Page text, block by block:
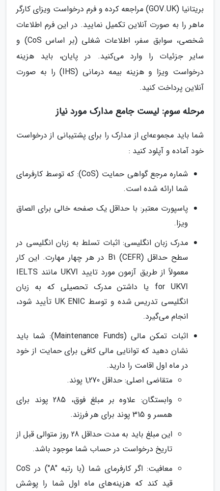
بریتانیا (GOV.UK) مراجعه کرده و فرم درخواست ویزای کارگر
ماهر را به صورت آنلاین تکمیل نمایید. در این فرم اطلاعات
شخصی، سوابق سفر، اطلاعات شغلی (بر اساس CoS) و
سایر جزئیات را وارد می‌کنید. در پایان، باید هزینه
درخواست ویزا و هزینه بیمه درمانی (IHS) را به صورت
آنلاین پرداخت کنید.
مرحله سوم: لیست جامع مدارک مورد نیاز
شما باید مجموعه‌ای از مدارک را برای پشتیبانی از درخواست
خود آماده و آپلود کنید :
شماره مرجع گواهی حمایت (CoS): که توسط کارفرمای
شما ارائه شده است.
پاسپورت معتبر: با حداقل یک صفحه خالی برای الصاق
ویزا.
مدرک زبان انگلیسی: اثبات تسلط به زبان انگلیسی در
سطح حداقل B1 (CEFR) در هر چهار مهارت. این کار
معمولاً از طریق آزمون مورد تایید UKVI مانند IELTS
for UKVI یا داشتن مدرک تحصیلی که به زبان
انگلیسی تدریس شده و توسط UK ENIC تأیید شود،
انجام می‌گیرد.
اثبات تمکن مالی (Maintenance Funds): شما باید
نشان دهید که توانایی مالی کافی برای حمایت از خود
در ماه اول اقامت را دارید.
متقاضی اصلی: حداقل 1,270 پوند.
وابستگان: علاوه بر مبلغ فوق، 285 پوند برای
همسر و 315 پوند برای هر فرزند.
این مبلغ باید به مدت حداقل 28 روز متوالی قبل از
تاریخ درخواست در حساب شما موجود باشد.
معافیت: اگر کارفرمای شما (با رتبه "A") در CoS
قید کند که هزینه‌های ماه اول شما را پوشش